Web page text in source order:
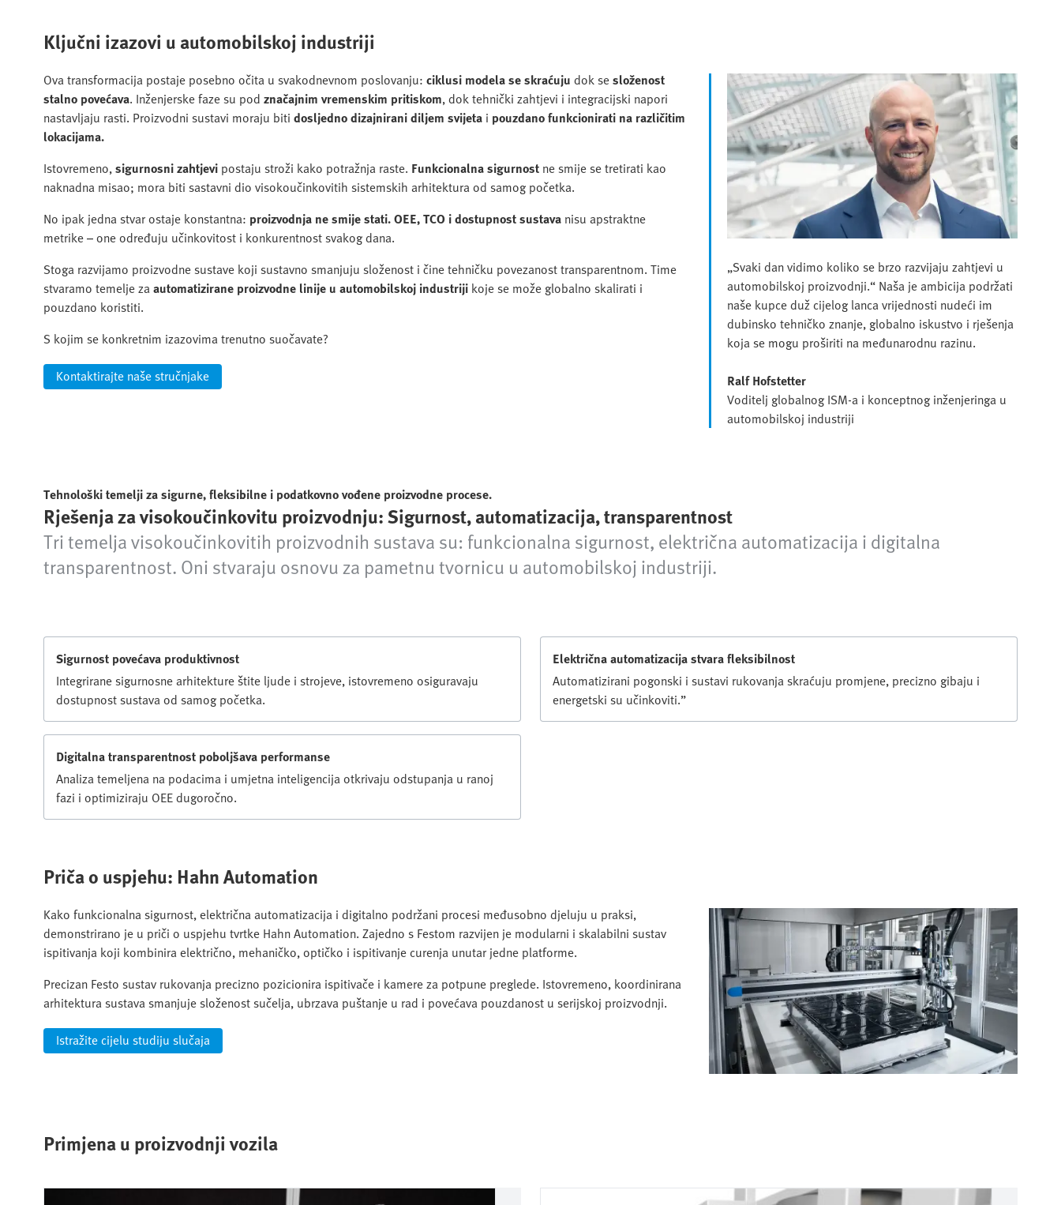
Ključni izazovi u automobilskoj industriji
Ova transformacija postaje posebno očita u svakodnevnom poslovanju: ciklusi modela se skraćuju dok sesloženost
stalno povećava. Inženjerske faze su pod značajnim vremenskim pritiskom, dok tehnički zahtjevi i integracijski napori
nastavljaju rasti. Proizvodni sustavi moraju biti dosljedno dizajnirani diljem svijeta i pouzdano funkcionirati na različitim
lokacijama.
Istovremeno,sigurnosni zahtjevi postaju stroži kako potražnja raste. Funkcionalna sigurnost ne smije se tretirati kao
naknadna misao; mora biti sastavni dio visokoučinkovitih sistemskih arhitektura od samog početka.
No ipak jedna stvar ostaje konstantna: proizvodnja ne smije stati. OEE, TCO i dostupnost sustava nisu apstraktne
metrike – one određuju učinkovitost i konkurentnost svakog dana.
Stoga razvijamo proizvodne sustave koji sustavno smanjuju složenost i čine tehničku povezanost transparentnom. Time
stvaramo temelje zaautomatizirane proizvodne linije u automobilskoj industriji koje se može globalno skalirati i
pouzdano koristiti.
S kojim se konkretnim izazovima trenutno suočavate?
Kontaktirajte naše stručnjake
„Svaki dan vidimo koliko se brzo razvijaju zahtjevi u
automobilskoj proizvodnji.“ Naša je ambicija podržati
naše kupce duž cijelog lanca vrijednosti nudeći im
dubinsko tehničko znanje, globalno iskustvo i rješenja
koja se mogu proširiti na međunarodnu razinu.
Ralf Hofstetter
Voditelj globalnog ISM-a i konceptnog inženjeringa u
automobilskoj industriji
Tehnološki temelji za sigurne, fleksibilne i podatkovno vođene proizvodne procese.
Rješenja za visokoučinkovitu proizvodnju: Sigurnost, automatizacija, transparentnost
Tri temelja visokoučinkovitih proizvodnih sustava su: funkcionalna sigurnost, električna automatizacija i digitalna
transparentnost. Oni stvaraju osnovu za pametnu tvornicu u automobilskoj industriji.
Sigurnost povećava produktivnost
Integrirane sigurnosne arhitekture štite ljude i strojeve, istovremeno osiguravaju
dostupnost sustava od samog početka.
Električna automatizacija stvara fleksibilnost
Automatizirani pogonski i sustavi rukovanja skraćuju promjene, precizno gibaju i
energetski su učinkoviti.”
Digitalna transparentnost poboljšava performanse
Analiza temeljena na podacima i umjetna inteligencija otkrivaju odstupanja u ranoj
fazi i optimiziraju OEE dugoročno.
Priča o uspjehu: Hahn Automation
Kako funkcionalna sigurnost, električna automatizacija i digitalno podržani procesi međusobno djeluju u praksi,
demonstrirano je u priči o uspjehu tvrtke Hahn Automation. Zajedno s Festom razvijen je modularni i skalabilni sustav
ispitivanja koji kombinira električno, mehaničko, optičko i ispitivanje curenja unutar jedne platforme.
Precizan Festo sustav rukovanja precizno pozicionira ispitivače i kamere za potpune preglede. Istovremeno, koordinirana
arhitektura sustava smanjuje složenost sučelja, ubrzava puštanje u rad i povećava pouzdanost u serijskoj proizvodnji.
Istražite cijelu studiju slučaja
Primjena u proizvodnji vozila